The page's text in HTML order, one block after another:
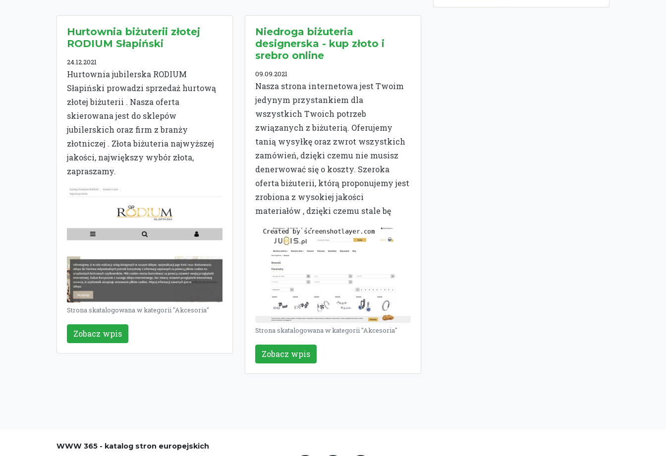
Hurtownia biżuterii złotej
RODIUM Słapiński
24.12.2021
Hurtownia jubilerska RODIUM
Słapiński prowadzi sprzedaż hurtową
złotej biżuterii . Nasza oferta
skierowana jest do sklepów
jubilerskich oraz firm z branży
złotniczej . Złota biżuteria najwyższej
jakości, największy wybór złota,
zapraszamy.
Strona skatalogowana w kategorii "Akcesoria"
Zobacz wpis
Niedroga biżuteria
designerska - kup złoto i
srebro online
09.09.2021
Nasza strona internetowa jest Twoim
jedynym przystankiem dla
wszystkich Twoich potrzeb
związanych z biżuterią. Oferujemy
tanią wysyłkę oraz zwrot wszystkich
zamówień, dzięki czemu nie musisz
denerwować się o koszty. Szeroka
oferta biżuterii, którą proponujemy jest
zrobiona z wysokiej jakości
materiałów , dzięki czemu stale bę
Strona skatalogowana w kategorii "Akcesoria"
Zobacz wpis
WWW 365 - katalog stron europejskich